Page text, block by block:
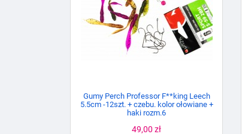
Gumy Perch Professor F**king Leech
5.5cm -12szt. + czebu. kolor ołowiane +
haki rozm.6
Cena
49,00 zł